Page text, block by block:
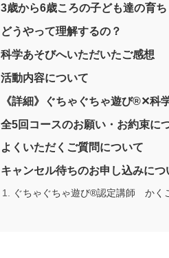
3歳から6歳ころの子ども達の育ち
どうやって理解するの？
科学あそびへいただいたご感想
活動内容について
《詳細》ぐちゃぐちゃ遊び®✕科
全5回コースのお願い・お約束に
よくいただくご質問について
キャンセル待ちのお申し込みにつ
ぐちゃぐちゃ遊び®認定講師 か